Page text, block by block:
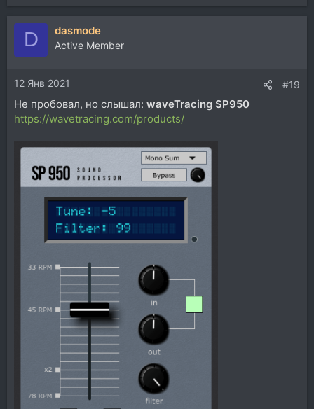
е
а
и
и
:
D dasmode
Active Member
12 Янв 2021 #19
Не пробовал, но слышал: waveTracing SP950
https://wavetracing.com/products/